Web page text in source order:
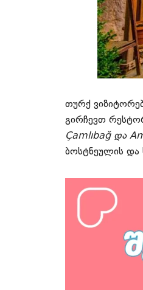
თურქ
გირჩევთ
Çamlıbağ და
ბოსტნეულის და